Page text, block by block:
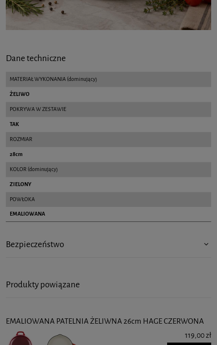
Dane techniczne
MATERIAŁ WYKONANIA (dominujący)
ŻELIWO
POKRYWA W ZESTAWIE
TAK
ROZMIAR
28cm
KOLOR (dominujący)
ZIELONY
POWŁOKA
EMALIOWANA
Bezpieczeństwo
Produkty powiązane
EMALIOWANA PATELNIA ŻELIWNA 26cm HAGE CZERWONA
119,00 zł